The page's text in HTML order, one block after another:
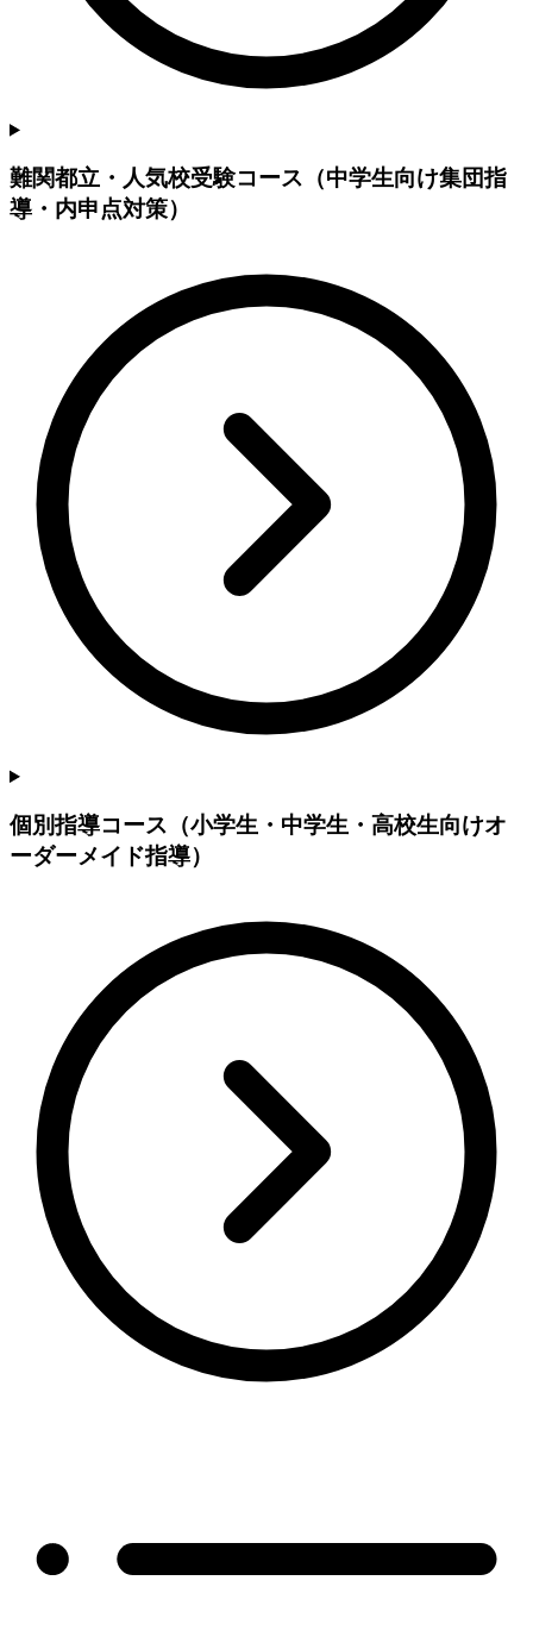
難関都立・人気校受験コース（中学生向け集団指
導・内申点対策）
個別指導コース（小学生・中学生・高校生向けオ
ーダーメイド指導）